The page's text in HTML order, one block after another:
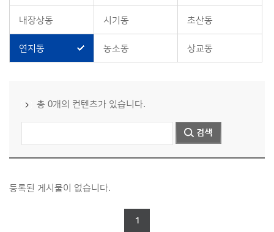
내장상동 시기동 초산동
연지동 농소동 상교동
총 0개의 컨텐츠가 있습니다.
등록된 게시물이 없습니다.
1